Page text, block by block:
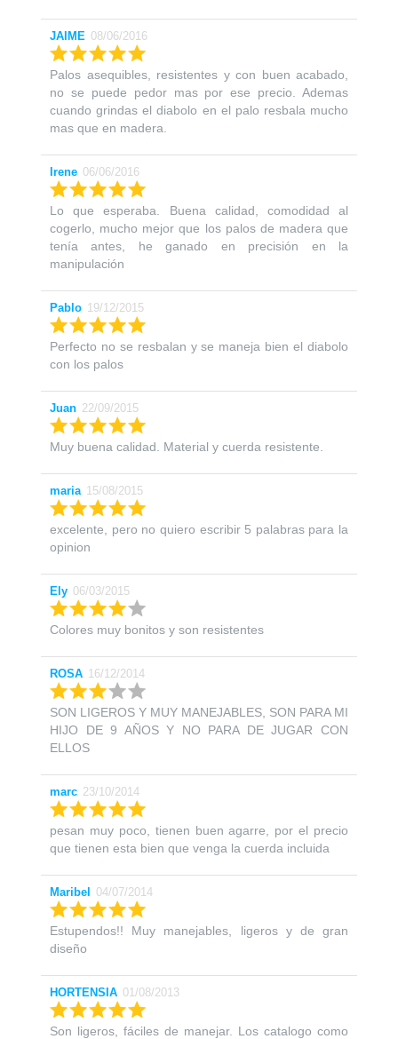
JAIME 08/06/2016
Palos asequibles, resistentes y con buen acabado,
no se puede pedor mas por ese precio. Ademas
cuando grindas el diabolo en el palo resbala mucho
mas que en madera.
Irene 06/06/2016
Lo que esperaba. Buena calidad, comodidad al
cogerlo, mucho mejor que los palos de madera que
tenía antes, he ganado en precisión en la
manipulación
Pablo 19/12/2015
Perfecto no se resbalan y se maneja bien el diabolo
con los palos
Juan 22/09/2015
Muy buena calidad. Material y cuerda resistente.
maria 15/08/2015
excelente, pero no quiero escribir 5 palabras para la
opinion
Ely 06/03/2015
Colores muy bonitos y son resistentes
ROSA 16/12/2014
SON LIGEROS Y MUY MANEJABLES, SON PARA MI
HIJO DE 9 AÑOS Y NO PARA DE JUGAR CON
ELLOS
marc 23/10/2014
pesan muy poco, tienen buen agarre, por el precio
que tienen esta bien que venga la cuerda incluida
Maribel 04/07/2014
Estupendos!! Muy manejables, ligeros y de gran
diseño
HORTENSIA 01/08/2013
Son ligeros, fáciles de manejar. Los catalogo como